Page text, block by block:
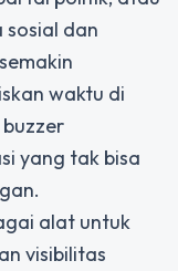
dan
waktu di
yang tak bisa
alat untuk
visibilitas